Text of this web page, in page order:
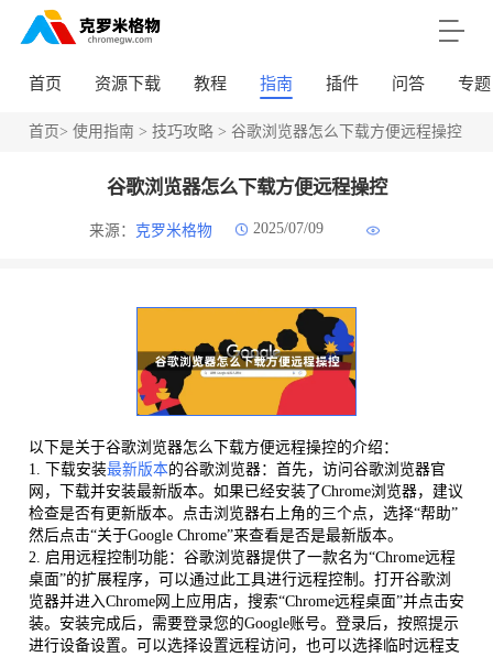
首页 资源下载 教程 指南 插件 问答 专题
首页> 使用指南 > 技巧攻略> 谷歌浏览器怎么下载方便远程操控
谷歌浏览器怎么下载方便远程操控
来源： 克罗米格物 2025/07/09
以下是关于谷歌浏览器怎么下载方便远程操控的介绍：
1. 下载安装最新版本的谷歌浏览器：首先，访问谷歌浏览器官
网，下载并安装最新版本。如果已经安装了Chrome浏览器，建议
检查是否有更新版本。点击浏览器右上角的三个点，选择“帮助”
然后点击“关于Google Chrome”来查看是否是最新版本。
2. 启用远程控制功能：谷歌浏览器提供了一款名为“Chrome远程
桌面”的扩展程序，可以通过此工具进行远程控制。打开谷歌浏
览器并进入Chrome网上应用店，搜索“Chrome远程桌面”并点击安
装。安装完成后，需要登录您的Google账号。登录后，按照提示
进行设备设置。可以选择设置远程访问，也可以选择临时远程支